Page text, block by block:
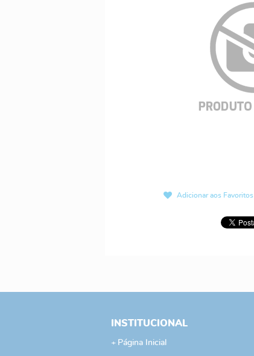
Adicionar aos Favoritos
INSTITUCIONAL
Página Inicial